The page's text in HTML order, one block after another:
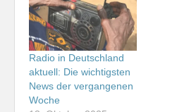
Radio in Deutschland
aktuell: Die wichtigsten
News der vergangenen
Woche